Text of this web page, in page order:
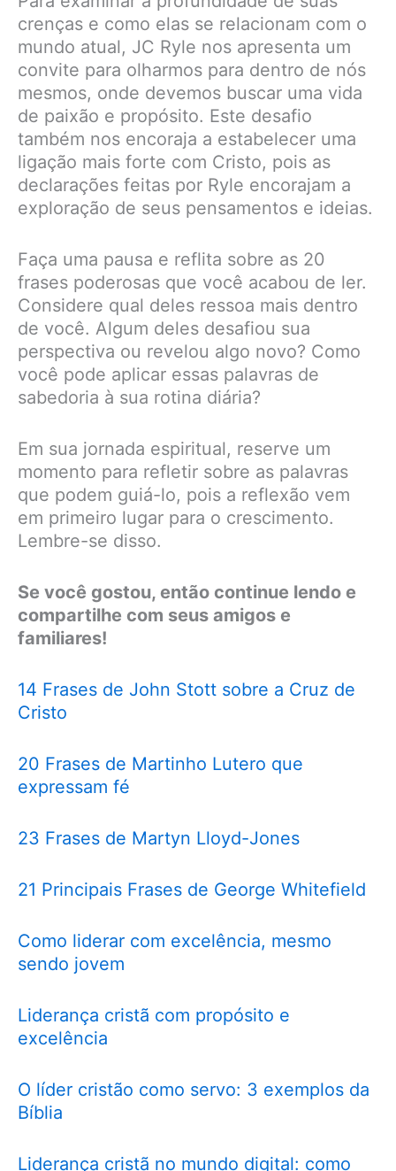
crenças e como elas se relacionam com o
mundo atual, JC Ryle nos apresenta um
convite para olharmos para dentro de nós
mesmos, onde devemos buscar uma vida
de paixão e propósito. Este desafio
também nos encoraja a estabelecer uma
ligação mais forte com Cristo, pois as
declarações feitas por Ryle encorajam a
exploração de seus pensamentos e ideias.
Faça uma pausa e reflita sobre as 20
frases poderosas que você acabou de ler.
Considere qual deles ressoa mais dentro
de você. Algum deles desafiou sua
perspectiva ou revelou algo novo? Como
você pode aplicar essas palavras de
sabedoria à sua rotina diária?
Em sua jornada espiritual, reserve um
momento para refletir sobre as palavras
que podem guiá-lo, pois a reflexão vem
em primeiro lugar para o crescimento.
Lembre-se disso.
Se você gostou, então continue lendo e
compartilhe com seus amigos e
familiares!
14 Frases de John Stott sobre a Cruz de
Cristo
20 Frases de Martinho Lutero que
expressam fé
23 Frases de Martyn Lloyd-Jones
21 Principais Frases de George Whitefield
Como liderar com excelência, mesmo
sendo jovem
Liderança cristã com propósito e
excelência
O líder cristão como servo: 3 exemplos da
Bíblia
Liderança cristã no mundo digital: como